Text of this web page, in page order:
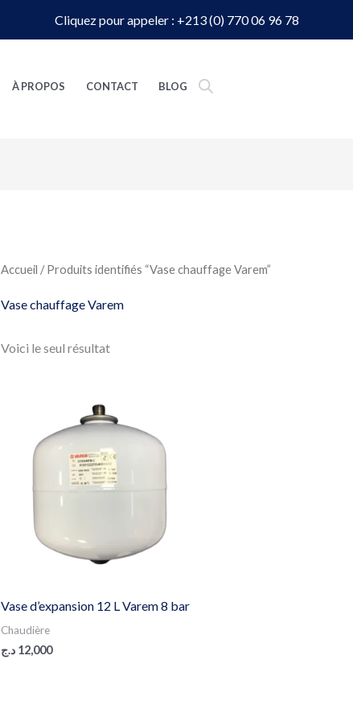
Cliquez pour appeler : +213 (0) 770 06 96 78
À PROPOS CONTACT BLOG
Accueil / Produits identifiés “Vase chauffage Varem”
Vase chauffage Varem
Voici le seul résultat
Vase d’expansion 12 L Varem 8 bar
Chaudière
12,000 د.ج